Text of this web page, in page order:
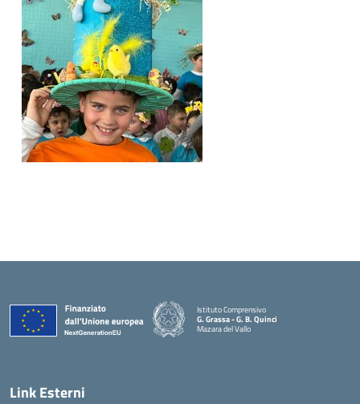
Istituto Comprensivo
G. Grassa - G. B. Quinci
Mazara del Vallo
Link Esterni